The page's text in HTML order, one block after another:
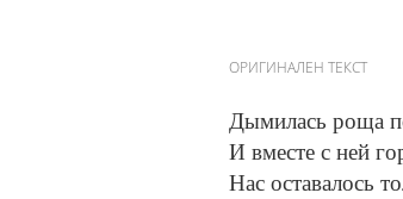
ОРИГИНАЛЕН ТЕКСТ
Дымилась роща
И вместе с ней
Нас оставалось